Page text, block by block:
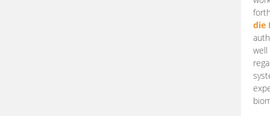
die
well